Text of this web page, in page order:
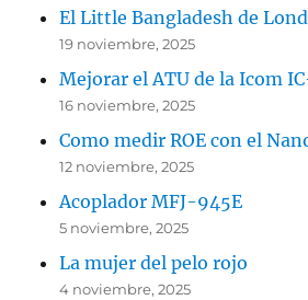
El Little Bangladesh de
19 noviembre, 2025
Mejorar el ATU de la Icom
16 noviembre, 2025
Como medir ROE con el
12 noviembre, 2025
Acoplador MFJ-945E
5 noviembre, 2025
La mujer del pelo rojo
4 noviembre, 2025